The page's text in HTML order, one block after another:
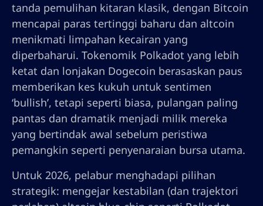
tanda pemulihan kitaran klasik, dengan Bitcoin
mencapai paras tertinggi baharu dan altcoin
menikmati limpahan kecairan yang
diperbaharui. Tokenomik Polkadot yang lebih
ketat dan lonjakan Dogecoin berasaskan paus
memberikan kes kukuh untuk sentimen
‘bullish’, tetapi seperti biasa, pulangan paling
pantas dan dramatik menjadi milik mereka
yang bertindak awal sebelum peristiwa
pemangkin seperti penyenaraian bursa utama.
Untuk 2026, pelabur menghadapi pilihan
strategik: mengejar kestabilan (dan trajektori